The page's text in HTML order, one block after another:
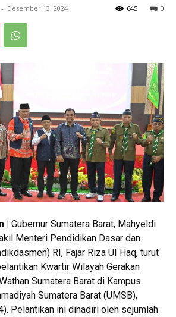
- Desember 13, 2024 0
645
Gubernur Sumatera Barat, Mahyeldi
Menteri Pendidikan Dasar dan
RI, Fajar Riza UI Haq, turut
Kwartir Wilayah Gerakan
Sumatera Barat di Kampus
Sumatera Barat (UMSB),
Pelantikan ini dihadiri oleh sejumlah